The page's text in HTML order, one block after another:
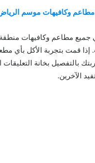
مطاعم وكافيهات موسم
جميع مطاعم وكافيهات
إذا قمت بتجربة الأكل بأي
بالتفصيل بخانة
الآخرين.